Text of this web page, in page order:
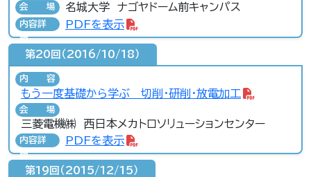
会場 名城大学 ナゴヤドーム前キャンパス
内容詳
細
PDFを表示
第20回（2016/10/18）
内容
もう一度基礎から学ぶ 切削・研削・放電加工
会場
三菱電機㈱ 西日本メカトロソリューションセンター
内容詳
細
PDFを表示
第19回（2015/12/15）